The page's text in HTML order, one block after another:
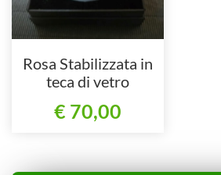
Rosa Stabilizzata in
teca di vetro
€ 70,00